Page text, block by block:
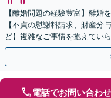
【離婚問題の経験豊富】離婚
【不貞の慰謝料請求、財産分
ど】複雑なご事情を抱えてい
に解決へ導きます！【完全個
電話でお問い合わせ